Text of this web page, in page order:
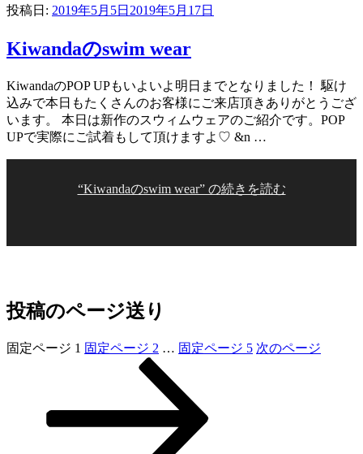
投稿日: 2019年5月5日 2019年5月17日
Kiwandaのswim wear
KiwandaのPOP UPもいよいよ明日までとなりました！ 駆け
込みで本日もたくさんのお客様にご来店頂きありがとうござ
います。 本日は新作のスウィムウェアのご紹介です。POP
UPで実際にご試着もして頂けますよ♡ &n …
“Kiwandaのswim wear” の続きを読む
投稿のページ送り
固定ページ 1 固定ページ 2 … 固定ページ 5 次のページ